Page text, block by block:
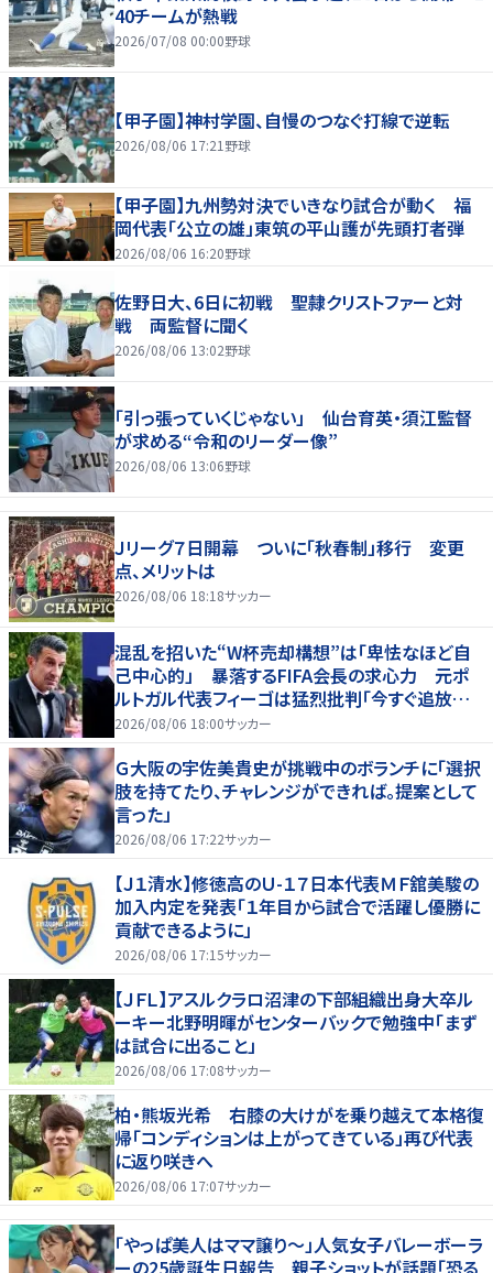
40チームが熱戦
2026/07/08 00:00野球
【甲子園】神村学園、自慢のつなぐ打線で逆転
2026/08/06 17:21 野球
【甲子園】九州勢対決でいきなり試合が動く 福
岡代表「公立の雄」東筑の平山護が先頭打者弾
2026/08/06 16:20野球
佐野日大、6日に初戦 聖隷クリストファーと対
戦 両監督に聞く
2026/08/06 13:02野球
「引っ張っていくじゃない」 仙台育英・須江監督
が求める“令和のリーダー像”
2026/08/06 13:06野球
Ｊリーグ７日開幕 ついに「秋春制」移行 変更
点、メリットは
2026/08/06 18:18サッカー
混乱を招いた“W杯売却構想”は「卑怯なほど自
己中心的」 暴落するFIFA会長の求心力 元ポ
ルトガル代表フィーゴは猛烈批判「今すぐ追放す
べきだ」
2026/08/06 18:00サッカー
Ｇ大阪の宇佐美貴史が挑戦中のボランチに「選択
肢を持てたり、チャレンジができれば。提案として
言った」
2026/08/06 17:22サッカー
【Ｊ１清水】修徳高のＵ-１７日本代表ＭＦ舘美駿の
加入内定を発表「１年目から試合で活躍し優勝に
貢献できるように」
2026/08/06 17:15サッカー
【ＪＦＬ】アスルクラロ沼津の下部組織出身大卒ル
ーキー北野明暉がセンターバックで勉強中「まず
は試合に出ること」
2026/08/06 17:08サッカー
柏・熊坂光希 右膝の大けがを乗り越えて本格復
帰「コンディションは上がってきている」再び代表
に返り咲きへ
2026/08/06 17:07サッカー
「やっぱ美人はママ譲り～」人気女子バレーボーラ
ーの25歳誕生日報告 親子ショットが話題「恐る